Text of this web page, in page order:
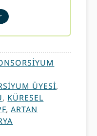
ÜYESI,
, KÜRESEL
,ARTAN